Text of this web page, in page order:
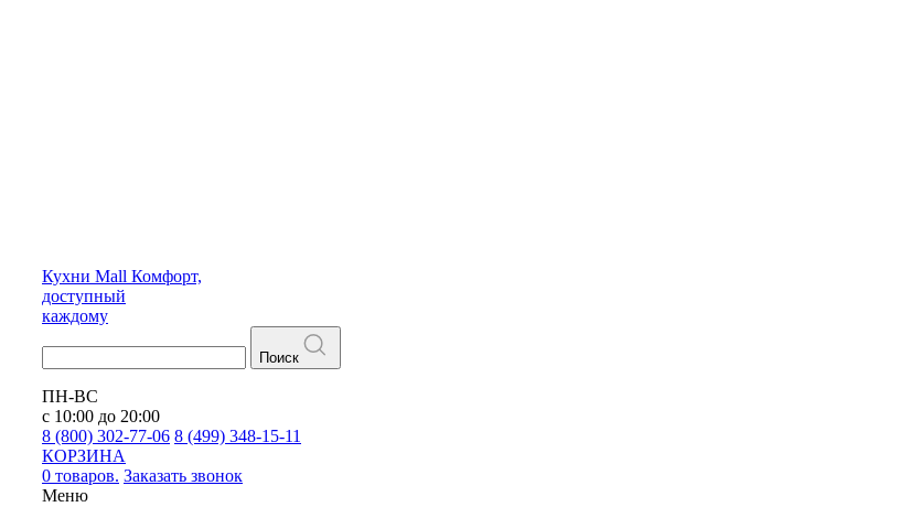
Кухни Mall Комфорт,
доступный
каждому
Поиск
ПН-ВС
с 10:00 до 20:00
8 (800) 302-77-06 8 (499) 348-15-11
КОРЗИНА
0 товаров. Заказать звонок
Меню